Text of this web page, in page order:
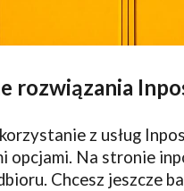
rozwiązania
z usług
opcjami. Na stronie
Chcesz jeszcze